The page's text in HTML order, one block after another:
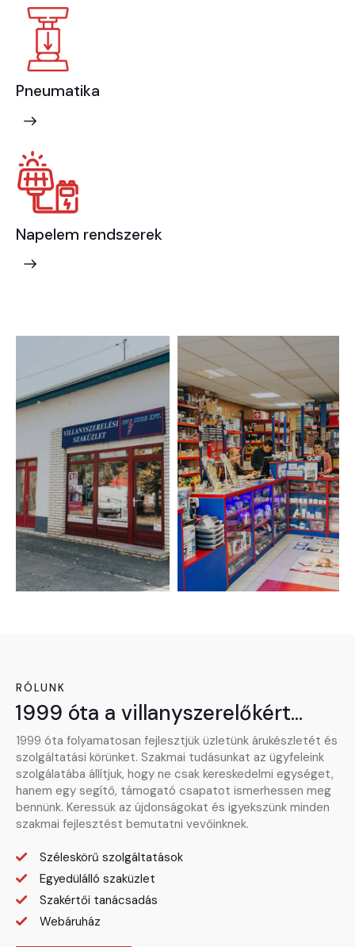
Pneumatika
Napelem rendszerek
RÓLUNK
1999 óta a villanyszerelőkért...
1999 óta folyamatosan fejlesztjük üzletünk árukészletét és
szolgáltatási körünket. Szakmai tudásunkat az ügyfeleink
szolgálatába állítjuk, hogy ne csak kereskedelmi egységet,
hanem egy segítő, támogató csapatot ismerhessen meg
bennünk. Keressük az újdonságokat és igyekszünk minden
szakmai fejlesztést bemutatni vevőinknek.
Széleskörű szolgáltatások
Egyedülálló szaküzlet
Szakértői tanácsadás
Webáruház